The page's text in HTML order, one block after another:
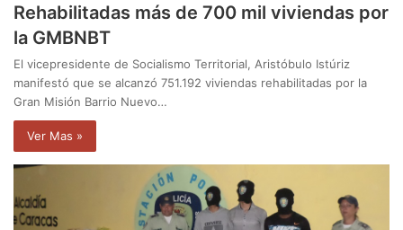
Rehabilitadas más de 700 mil viviendas por
la GMBNBT
El vicepresidente de Socialismo Territorial, Aristóbulo Istúriz
manifestó que se alcanzó 751.192 viviendas rehabilitadas por la
Gran Misión Barrio Nuevo…
Ver Mas »